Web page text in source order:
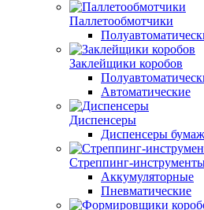
Паллетообмотчики
Заклейщики коробов
Автоматические
Диспенсеры
Диспенсеры
Стреппинг-
Аккумуляторные
Пневматические